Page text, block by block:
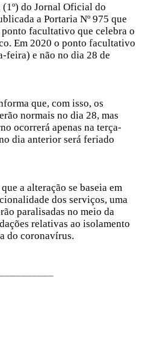
do Jornal Oficial do
a Portaria Nº 975 que
facultativo que celebra o
Em 2020 o ponto facultativo
feira) e não no dia 28 de
que, com isso, os
normais no dia 28, mas
ocorrerá apenas na terça-
dia anterior será feriado
a alteração se baseia em
dos serviços, uma
paralisadas no meio da
relativas ao isolamento
do coronavírus.